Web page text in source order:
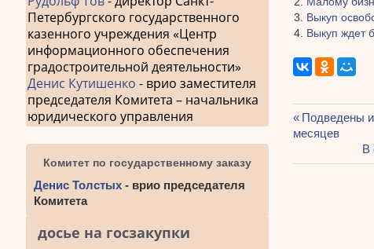
Выкуп
Выкуп ждет
по
Предыдущая
запись:
Подведены
месяцев
В
Петербургского государственного
казенного учреждения «Центр
информационного обеспечения
градостроительной деятельности»
Денис Кутишенко - врио заместителя
председателя Комитета – начальника
юридического управления
Комитет по государственному заказу
Денис Толстых - врио председателя
Комитета
досье на госзакупки